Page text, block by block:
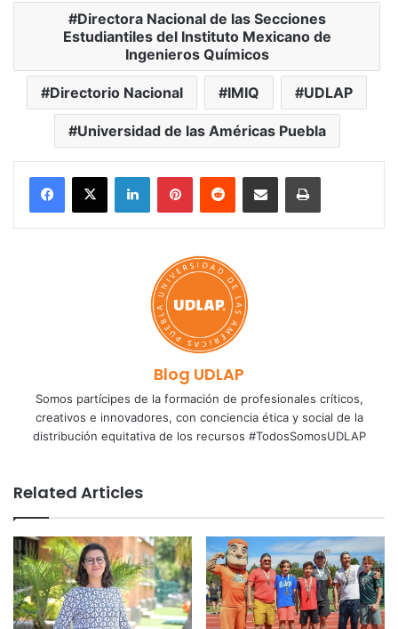
Directora Nacional de las Secciones
Estudiantiles del Instituto Mexicano de
Ingenieros Químicos
Directorio Nacional IMIQ UDLAP
Universidad de las Américas Puebla
LinkedInPinterestReddit Share via Email Print
Blog UDLAP
Somos partícipes de la formación de profesionales críticos,
creativos e innovadores, con conciencia ética y social de la
distribución equitativa de los recursos #TodosSomosUDLAP
Related Articles